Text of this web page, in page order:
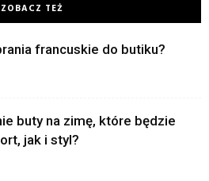
ZOBACZ TEŻ
francuskie do butiku?
buty na zimę, które będzie
jak i styl?